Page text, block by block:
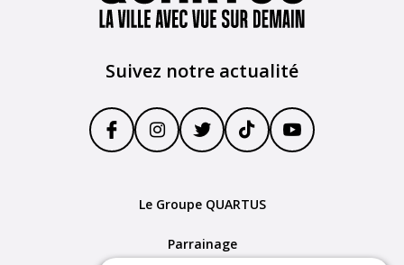
Suivez notre actualité
Le Groupe QUARTUS
Parrainage